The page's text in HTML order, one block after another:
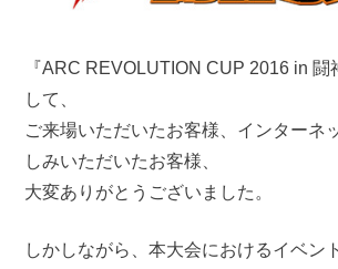
『ARC REVOLUTION CUP 2016 in 闘
して、
ご来場いただいたお客様、インターネ
しみいただいたお客様、
大変ありがとうございました。
しかしながら、本大会におけるイベン